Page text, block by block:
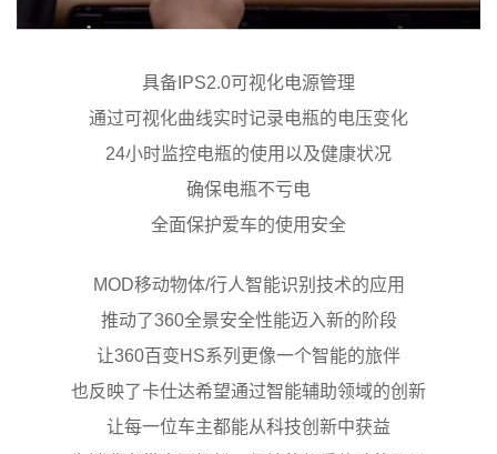
具备IPS2.0可视化电源管理
通过可视化曲线实时记录电瓶的电压变化
24小时监控电瓶的使用以及健康状况
确保电瓶不亏电
全面保护爱车的使用安全
MOD移动物体/行人智能识别技术的应用
推动了360全景安全性能迈入新的阶段
让360百变HS系列更像一个智能的旅伴
也反映了卡仕达希望通过智能辅助领域的创新
让每一位车主都能从科技创新中获益